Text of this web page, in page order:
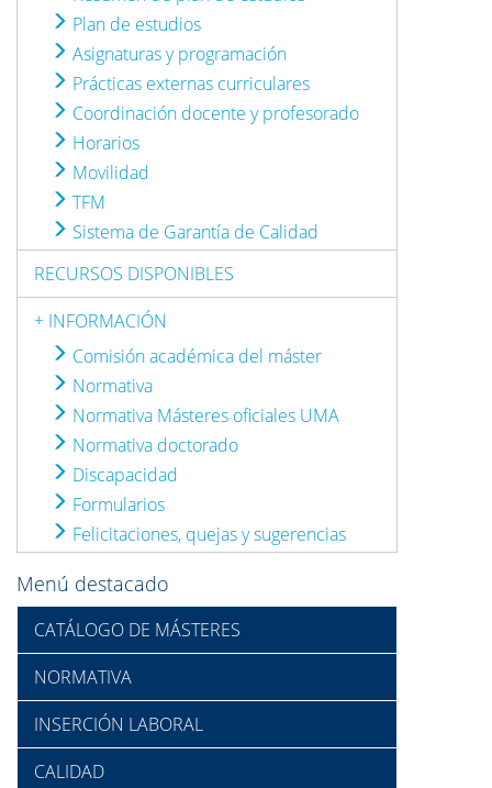
Plan de estudios
Asignaturas y programación
Prácticas externas curriculares
Coordinación docente y profesorado
Horarios
Movilidad
TFM
Sistema de Garantía de Calidad
RECURSOS DISPONIBLES
+ INFORMACIÓN
Comisión académica del máster
Normativa
Normativa Másteres oficiales UMA
Normativa doctorado
Discapacidad
Formularios
Felicitaciones, quejas y sugerencias
Menú destacado
CATÁLOGO DE MÁSTERES
NORMATIVA
INSERCIÓN LABORAL
CALIDAD